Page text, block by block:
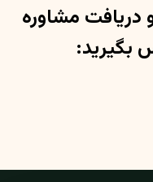
دریافت مشاوره
بگیرید: